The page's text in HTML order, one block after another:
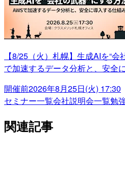
【8/25（火）札幌】生成AIを“
で加速するデータ分析と、安全
開催前2026年8月25日(火) 17:30
セミナー一覧会社説明会一覧勉
関連記事